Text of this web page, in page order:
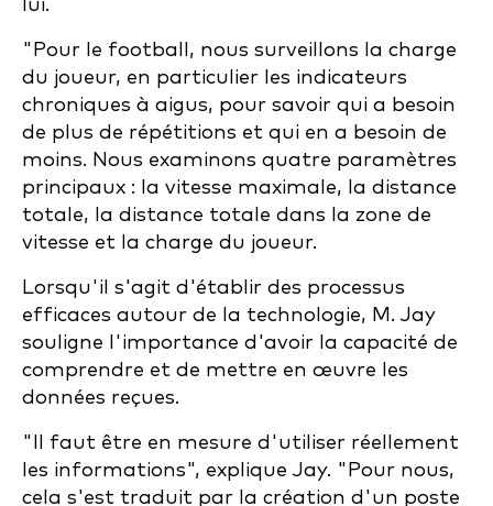
lui.
"Pour le football, nous surveillons la charge
du joueur, en particulier les indicateurs
chroniques à aigus, pour savoir qui a besoin
de plus de répétitions et qui en a besoin de
moins. Nous examinons quatre paramètres
principaux : la vitesse maximale, la distance
totale, la distance totale dans la zone de
vitesse et la charge du joueur.
Lorsqu'il s'agit d'établir des processus
efficaces autour de la technologie, M. Jay
souligne l'importance d'avoir la capacité de
comprendre et de mettre en œuvre les
données reçues.
"Il faut être en mesure d'utiliser réellement
les informations", explique Jay. "Pour nous,
cela s'est traduit par la création d'un poste